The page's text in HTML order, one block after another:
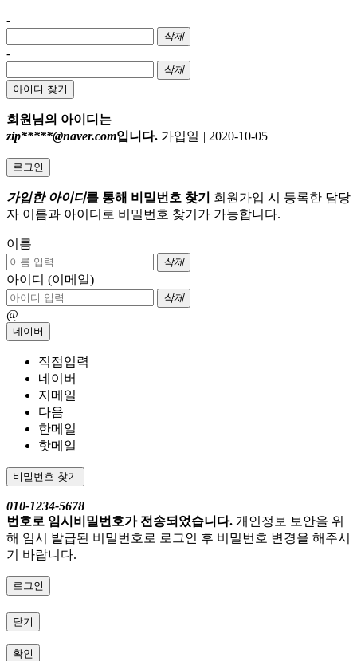
-
삭제
-
삭제
아이디 찾기
회원님의 아이디는
zip*****@naver.com입니다. 가입일 | 2020-10-05
로그인
가입한 아이디를 통해 비밀번호 찾기
회원가입 시 등록한 담당
자 이름과 아이디로 비밀번호 찾기가 가능합니다.
이름
삭제
아이디 (이메일)
삭제
@
네이버
직접입력
네이버
지메일
다음
한메일
핫메일
비밀번호 찾기
010-1234-5678
번호로 임시비밀번호가 전송되었습니다. 개인정보 보안을 위
해 임시 발급된 비밀번호로 로그인 후 비밀번호 변경을 해주시
기 바랍니다.
로그인
닫기
확인